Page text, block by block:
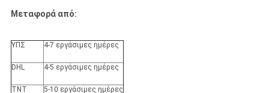
Μεταφορά από:
ΥΠΣ 4-7 εργάσιμες ημέρες
DHL 4-5 εργάσιμες ημέρες
TNT 5-10 εργάσιμες ημέρες